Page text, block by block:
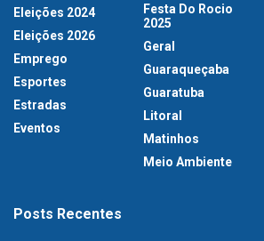
Eleições 2024
Eleições 2026
Emprego
Esportes
Estradas
Eventos
Festa Do Rocio
2025
Geral
Guaraqueçaba
Guaratuba
Litoral
Matinhos
Meio Ambiente
Posts Recentes